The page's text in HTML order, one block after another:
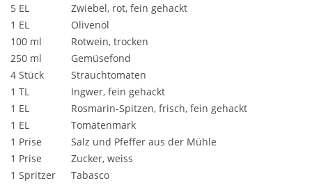
5 EL
Zwiebel, rot, fein gehackt
1 EL
Olivenöl
100 ml
Rotwein, trocken
250 ml
Gemüsefond
4 Stück
Strauchtomaten
1 TL
Ingwer, fein gehackt
1 EL
Rosmarin-Spitzen, frisch, fein gehackt
1 EL
Tomatenmark
1 Prise
Salz und Pfeffer aus der Mühle
1 Prise
Zucker, weiss
1 Spritzer
Tabasco